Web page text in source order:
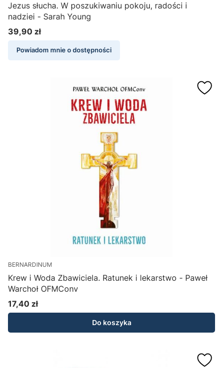
Jezus słucha. W poszukiwaniu pokoju, radości i
nadziei - Sarah Young
Cena
39,90 zł
Powiadom mnie o dostępności
BERNARDINUM
Krew i Woda Zbawiciela. Ratunek i lekarstwo - Paweł
Warchoł OFMConv
Cena
17,40 zł
Do koszyka